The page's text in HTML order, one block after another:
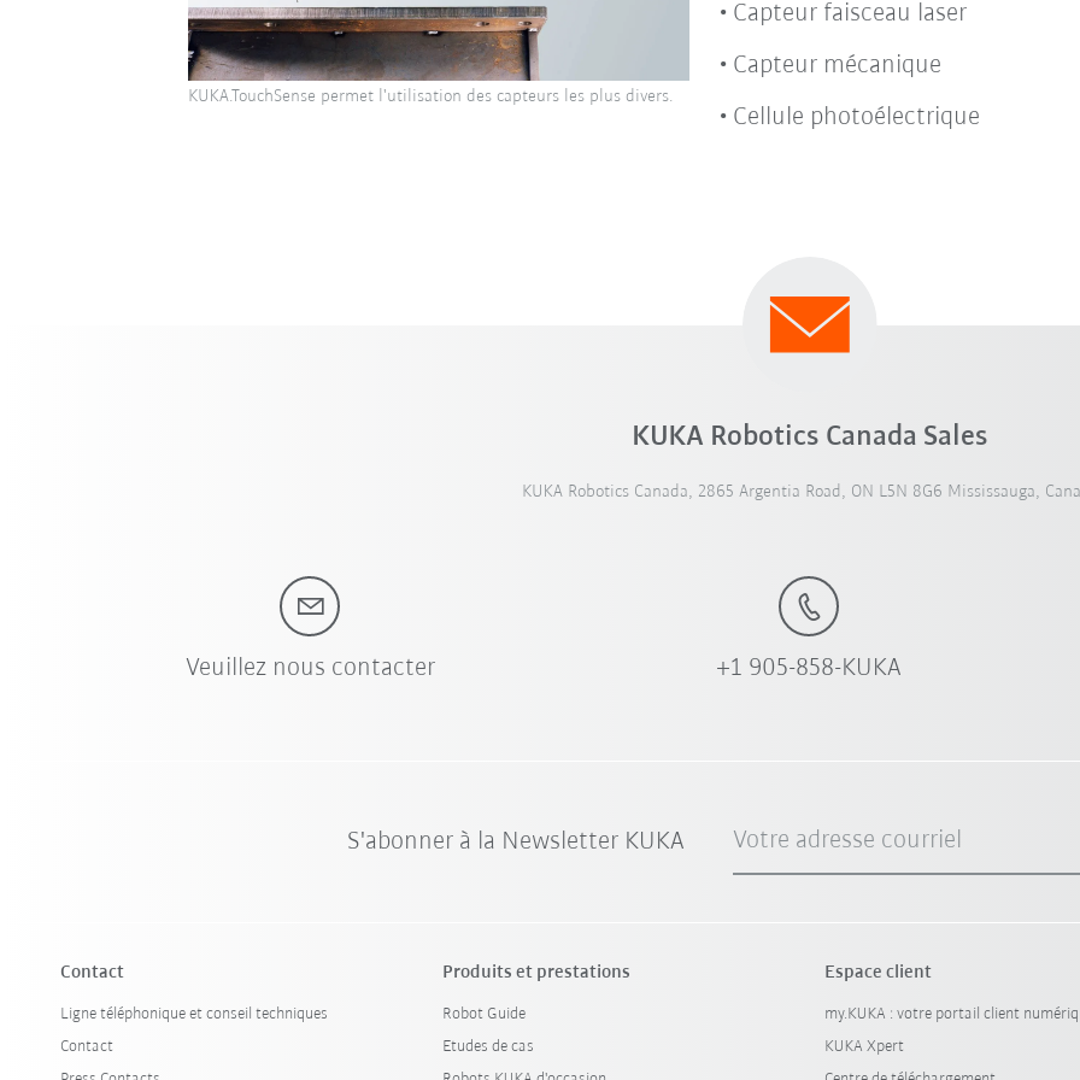
Capteur faisceau laser
Capteur mécanique
Cellule photoélectrique
KUKA.TouchSense permet l'utilisation des capteurs les plus divers.
KUKA Robotics Canada Sales
KUKA Robotics Canada, 2865 Argentia Road, ON L5N 8G6 Mississauga,
Veuillez nous contacter +1 905-858-KUKA
S'abonner à la Newsletter KUKA Votre adresse courriel
Contact
Ligne téléphonique et conseil techniques
Contact
Produits et prestations
Robot Guide
Etudes de cas
Espace client
my.KUKA : votre portail client
KUKA Xpert